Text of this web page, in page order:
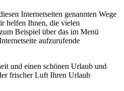
Internetseiten genannten Wege
helfen Ihnen, die vielen
Beispiel über das im Menü
aufzurufende
und einen schönen Urlaub und
frischer Luft Ihren Urlaub